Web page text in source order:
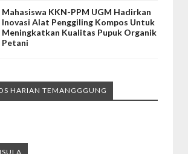
Mahasiswa KKN-PPM UGM Hadirkan
Inovasi Alat Penggiling Kompos Untuk
Meningkatkan Kualitas Pupuk Organik
Petani
HARIAN TEMANGGGUNG